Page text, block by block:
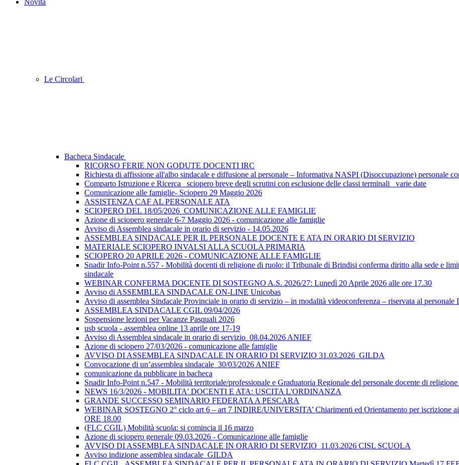
Novità
Le Circolari
Bacheca Sindacale
RICORSO FERIE NON GODUTE DOCENTI IRC
Richiesta di affissione all'albo sindacale e diffusione al personale – Informativa NASPI (Disoccupazione) personale
Comparto Istruzione e Ricerca_ sciopero breve degli scrutini con esclusione delle classi terminali_ varie date
Comunicazione alle famiglie- Sciopero 29 Maggio 2026
ASSISTENZA CAF AL PERSONALE ATA
SCIOPERO DEL 18/05/2026_COMUNICAZIONE ALLE FAMIGLIE
Azione di sciopero generale 6-7 Maggio 2026 - comunicazione alle famiglie
Avviso di Assemblea sindacale in orario di servizio - 14.05.2026
ASSEMBLEA SINDACALE PER IL PERSONALE DOCENTE E ATA IN ORARIO DI SERVIZIO
MATERIALE SCIOPERO INVALSI ALLA SCUOLA PRIMARIA
SCIOPERO 20 APRILE 2026 - COMUNICAZIONE ALLE FAMIGLIE
Snadir Info-Point n.557 - Mobilità docenti di religione di ruolo: il Tribunale di Brindisi conferma diritto alla sede e
sindacale
WEBINAR CONFERMA DOCENTE DI SOSTEGNO A.S. 2026/27: Lunedì 20 Aprile 2026 alle ore 17.30
Avviso di ASSEMBLEA SINDACALE ON-LINE Unicobas
Avviso di assemblea Sindacale Provinciale in orario di servizio – in modalità videoconferenza – riservata al
ASSEMBLEA SINDACALE CGIL 09/04/2026
Sospensione lezioni per Vacanze Pasquali 2026
usb scuola - assemblea online 13 aprile ore 17-19
Avviso di Assemblea sindacale in orario di servizio_08.04.2026 ANIEF
Azione di sciopero 27/03/2026 - comunicazione alle famiglie
AVVISO DI ASSEMBLEA SINDACALE IN ORARIO DI SERVIZIO 31.03.2026_GILDA
Convocazione di un’assemblea sindacale_30/03/2026 ANIEF
comunicazione da pubblicare in bacheca
Snadir Info-Point n.547 - Mobilità territoriale/professionale e Graduatoria Regionale del personale docente di
NEWS 16/3/2026 - MOBILITA' DOCENTI E ATA: USCITA L'ORDINANZA
GRANDE SUCCESSO SEMINARIO FEDERATA A PESCARA
WEBINAR SOSTEGNO 2° ciclo art 6 – art 7 INDIRE/UNIVERSITA’ Chiarimenti ed Orientamento per iscrizione
ORE 18.00
(FLC CGIL) Mobilità scuola: si comincia il 16 marzo
Azione di sciopero generale 09.03.2026 - Comunicazione alle famiglie
AVVISO DI ASSEMBLEA SINDACALE IN ORARIO DI SERVIZIO_11.03.2026 CISL SCUOLA
Avviso indizione assemblea sindacale_GILDA